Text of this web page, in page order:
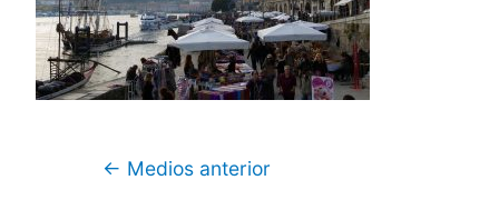
Navegación
← Medios anterior